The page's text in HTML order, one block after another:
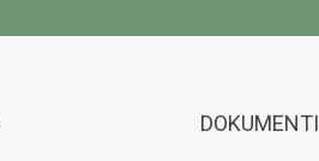
DOKUMENTI